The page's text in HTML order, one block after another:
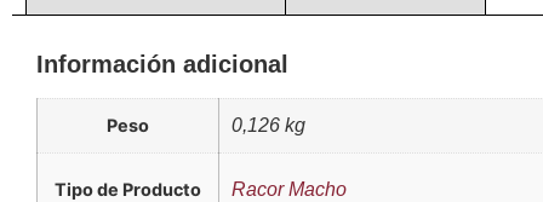
Información adicional
Peso 0,126 kg
Tipo de Producto Racor Macho